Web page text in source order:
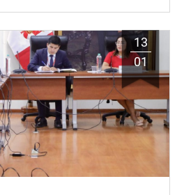
13
01